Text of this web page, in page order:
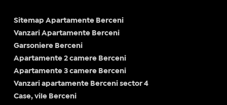
Sitemap Apartamente Berceni
Vanzari Apartamente Berceni
Garsoniere Berceni
Apartamente 2 camere Berceni
Apartamente 3 camere Berceni
Vanzari apartamente Berceni sector 4
Case, vile Berceni